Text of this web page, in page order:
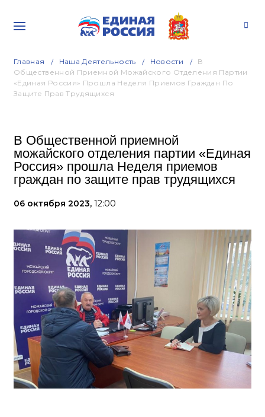
Главная Наша Деятельность Новости
В
Общественной Приемной Можайского Отделения Партии
«Единая Россия» Прошла Неделя Приемов Граждан По
Защите Прав Трудящихся
В Общественной приемной
можайского отделения партии «Единая
Россия» прошла Неделя приемов
граждан по защите прав трудящихся
06 октября 2023, 12:00